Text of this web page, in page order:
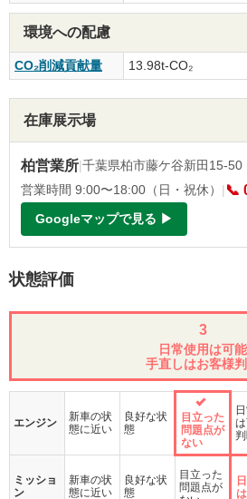
環境への配慮
CO₂削減貢献量 13.98t-CO₂
在庫展示場
柏営業所|千葉県柏市藤ケ谷新田15-50
営業時間 9:00〜18:00（日・祝休） | 📞
Googleマップで見る ▶
状態評価
3
日常使用は可能
手直しはお客様
エンジン
新車の状
態に近い
良好な状
態
目立った
問題点が
ない
ミッショ
ン
新車の状
態に近い
良好な状
態
目立った
問題点が